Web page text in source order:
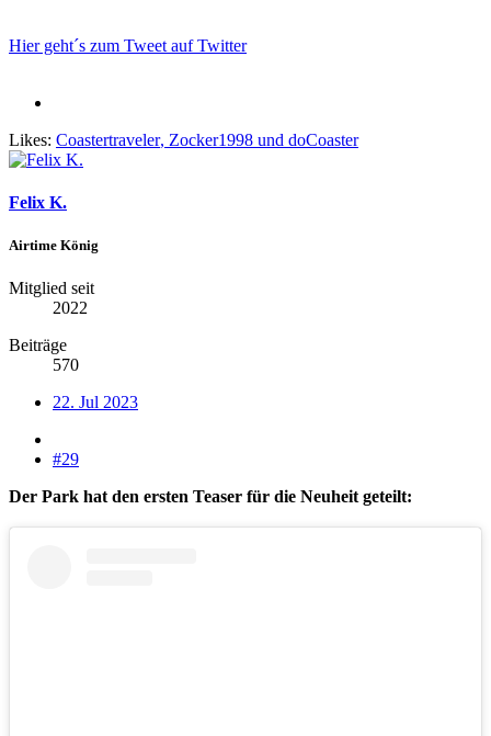
Hier geht´s zum Tweet auf Twitter
Likes: Coastertraveler, Zocker1998 und doCoaster
Felix K.
Airtime König
Mitglied seit
2022
Beiträge
570
22. Jul 2023
#29
Der Park hat den ersten Teaser für die Neuheit geteilt: